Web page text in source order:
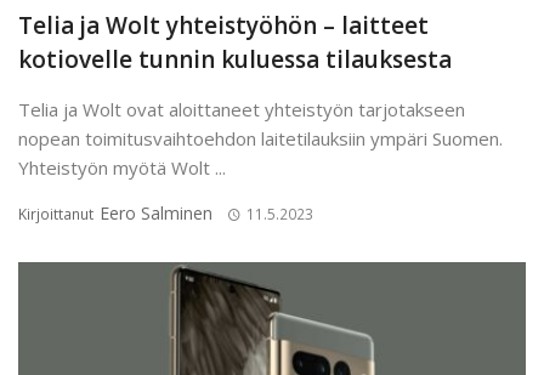
Telia ja Wolt yhteistyöhön – laitteet
kotiovelle tunnin kuluessa tilauksesta
Telia ja Wolt ovat aloittaneet yhteistyön tarjotakseen
nopean toimitusvaihtoehdon laitetilauksiin ympäri Suomen.
Yhteistyön myötä Wolt ...
Kirjoittanut Eero Salminen 11.5.2023